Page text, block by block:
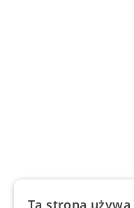
Ta strona